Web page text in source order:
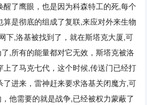
醒了鹰眼，也是因为科森特工的死,每个
算是彻底的组成了复联,来应对外来生物
下,洛基被找到了，就在斯塔克大厦,可
,所有的能量都对它无效，斯塔克被洛
上了马克七代，这个时候,传送门已经打
了进来，雷神赶来要求洛基关闭魔方,可
他需要的就是战争,已经被权力蒙蔽了